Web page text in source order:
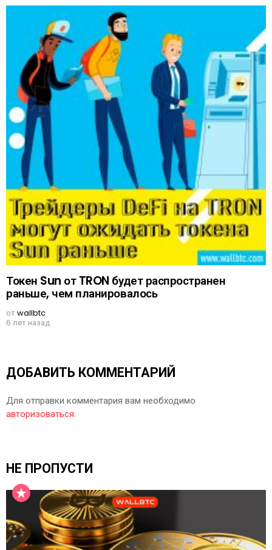
Токен Sun от TRON будет распространен
раньше, чем планировалось
отwallbtc
6 лет назад
ДОБАВИТЬ КОММЕНТАРИЙ
Для отправки комментария вам необходимо
авторизоваться.
НЕ ПРОПУСТИ